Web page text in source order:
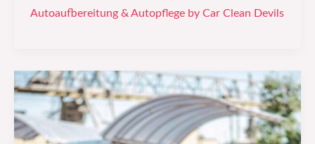
Autoaufbereitung & Autopflege by Car Clean Devils
Der
Ultimative
Ratgeber
zu